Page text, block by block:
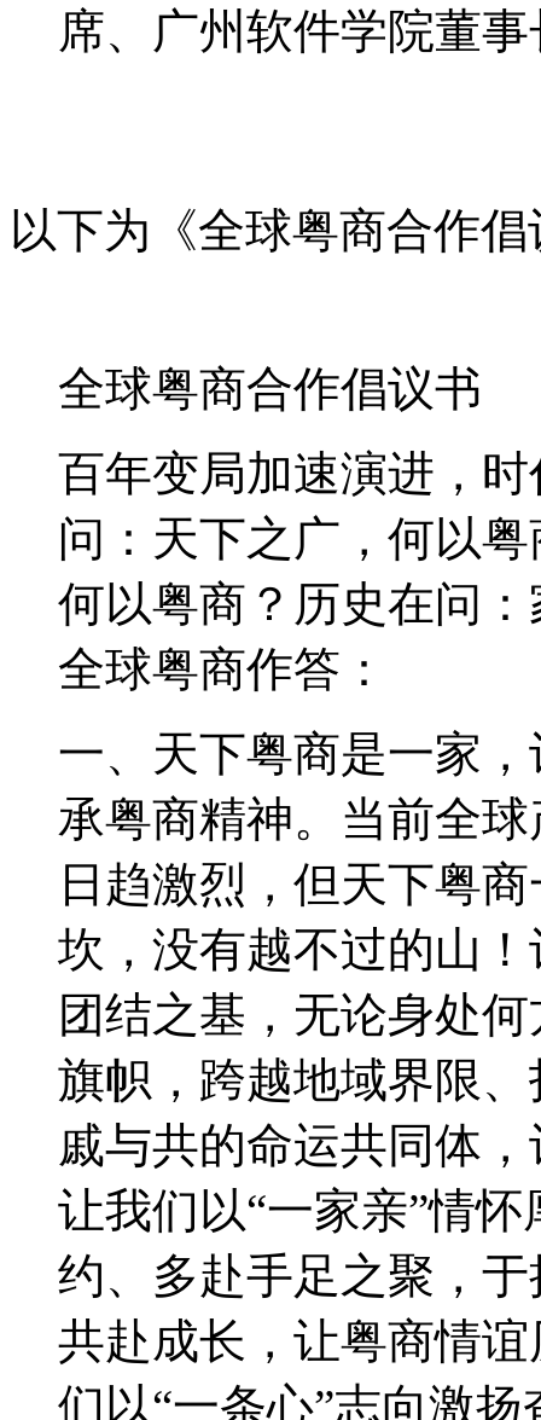
席、广州软件学院董
以下为《全球粤商合作
全球粤商合作倡议书
百年变局加速演进，
问：天下之广，何以
何以粤商？历史在问
全球粤商作答：
一、天下粤商是一家
承粤商精神。当前全
日趋激烈，但天下粤
坎，没有越不过的山
团结之基，无论身处
旗帜，跨越地域界限
戚与共的命运共同体
让我们以“一家亲”情
约、多赴手足之聚，
共赴成长，让粤商情
们以“一条心”志向激